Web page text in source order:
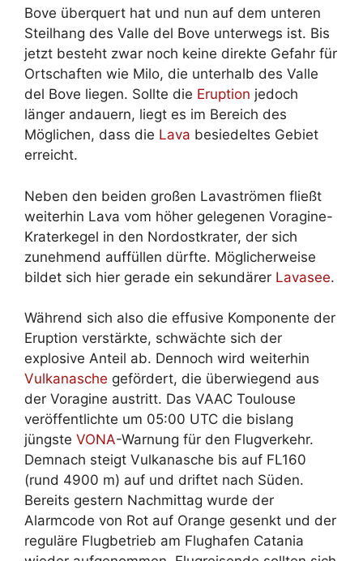
Bove überquert hat und nun auf dem unteren
Steilhang des Valle del Bove unterwegs ist. Bis
jetzt besteht zwar noch keine direkte Gefahr für
Ortschaften wie Milo, die unterhalb des Valle
del Bove liegen. Sollte die Eruption jedoch
länger andauern, liegt es im Bereich des
Möglichen, dass die Lava besiedeltes Gebiet
erreicht.
Neben den beiden großen Lavaströmen fließt
weiterhin Lava vom höher gelegenen Voragine-
Kraterkegel in den Nordostkrater, der sich
zunehmend auffüllen dürfte. Möglicherweise
bildet sich hier gerade ein sekundärer Lavasee.
Während sich also die effusive Komponente der
Eruption verstärkte, schwächte sich der
explosive Anteil ab. Dennoch wird weiterhin
Vulkanasche gefördert, die überwiegend aus
der Voragine austritt. Das VAAC Toulouse
veröffentlichte um 05:00 UTC die bislang
jüngste VONA-Warnung für den Flugverkehr.
Demnach steigt Vulkanasche bis auf FL160
(rund 4900 m) auf und driftet nach Süden.
Bereits gestern Nachmittag wurde der
Alarmcode von Rot auf Orange gesenkt und der
reguläre Flugbetrieb am Flughafen Catania